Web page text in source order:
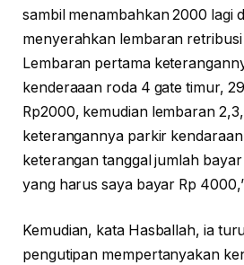
sambil menambahkan 2000 lagi
menyerahkan lembaran
Lembaran pertama
kenderaaan roda 4 gate timur,
Rp2000, kemudian lembaran
keterangannya parkir
keterangan tanggal jumlah
yang harus saya bayar Rp
Kemudian, kata Hasballah, ia
pengutipan mempertanyakan